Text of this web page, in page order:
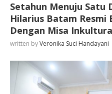
Setahun Menuju Satu
Hilarius Batam Resmi
Dengan Misa
written byVeronika Suci Handayani